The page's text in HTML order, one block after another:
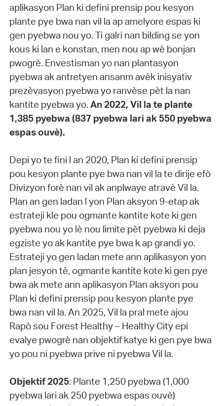
aplikasyon Plan ki defini prensip pou kesyon
plante pye bwa nan vil la ap amelyore espas ki
gen pyebwa nou yo. Ti galri nan bilding se yon
kous ki lan e konstan, men nou ap wè bonjan
pwogrè. Envestisman yo nan plantasyon
pyebwa ak antretyen ansanm avèk inisyativ
prezèvasyon pyebwa yo ranvèse pèt la nan
kantite pyebwa yo. An 2022, Vil la te plante
1,385 pyebwa (837 pyebwa lari ak 550 pyebwa
espas ouvè).
Depi yo te fini l an 2020, Plan ki defini prensip
pou kesyon plante pye bwa nan vil la te dirije efò
Divizyon forè nan vil ak anplwaye atravè Vil la.
Plan an gen ladan l yon Plan aksyon 9-etap ak
estrateji kle pou ogmante kantite kote ki gen
pyebwa nou yo lè nou limite pèt pyebwa ki deja
egziste yo ak kantite pye bwa k ap grandi yo.
Estrateji yo gen ladan mete ann aplikasyon yon
plan jesyon tè, ogmante kantite kote ki gen pye
bwa ak mete ann aplikasyon Plan aksyon pou
Plan ki defini prensip pou kesyon plante pye
bwa nan vil la. An 2025, Vil la pral mete ajou
Rapò sou Forest Healthy – Healthy City epi
evalye pwogrè nan objektif katye ki gen pye bwa
yo pou ni pyebwa prive ni pyebwa Vil la.
Objektif 2025: Plante 1,250 pyebwa (1,000
pyebwa lari ak 250 pyebwa espas ouvè)